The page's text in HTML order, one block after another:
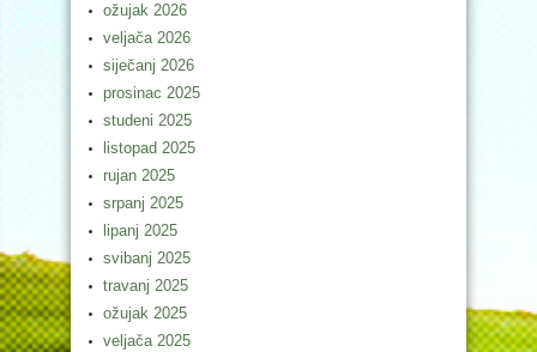
ožujak 2026
veljača 2026
siječanj 2026
prosinac 2025
studeni 2025
listopad 2025
rujan 2025
srpanj 2025
lipanj 2025
svibanj 2025
travanj 2025
ožujak 2025
veljača 2025